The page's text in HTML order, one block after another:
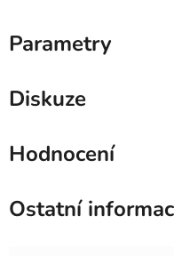
Parametry
Diskuze
Hodnocení
Ostatní